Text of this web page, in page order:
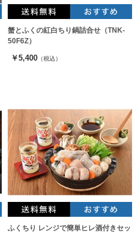
蟹とふくの紅白ちり鍋詰合せ（TNK-
50F6Z）
￥5,400 （税込）
ふくちり レンジで簡単ヒレ酒付きセッ